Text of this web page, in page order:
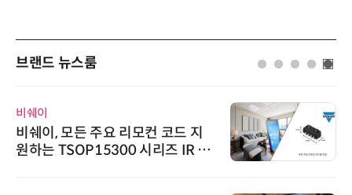
브랜드 뉴스룸
비쉐이
비쉐이, 모든 주요 리모컨 코드 지
원하는 TSOP15300 시리즈 IR 수